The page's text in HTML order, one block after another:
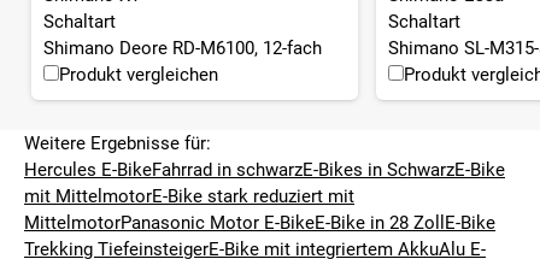
Schaltart
Shimano Deore RD-M6100, 12-fach
Produkt vergleichen
Schaltart
Shimano SL-
Produkt
Weitere Ergebnisse für:
Hercules E-BikeFahrrad in schwarzE-Bikes in SchwarzE-Bike
mit MittelmotorE-Bike stark reduziert mit
MittelmotorPanasonic Motor E-BikeE-Bike in 28 Zoll E-Bike
Trekking TiefeinsteigerE-Bike mit integriertem AkkuAlu E-